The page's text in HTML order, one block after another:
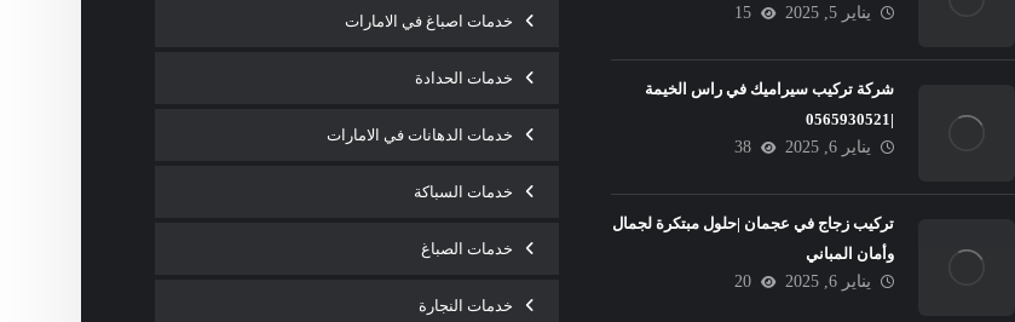
يناير 5, 2025
15
شركة تركيب سيراميك في راس الخيمة
|0565930521
يناير 6, 2025
38
تركيب زجاج في عجمان |حلول مبتكرة لجمال
وأمان المباني
يناير 6, 2025
20
خدمات اصباغ في الامارات
خدمات الحدادة
خدمات الدهانات في الامارات
خدمات السباكة
خدمات الصباغ
خدمات النجارة